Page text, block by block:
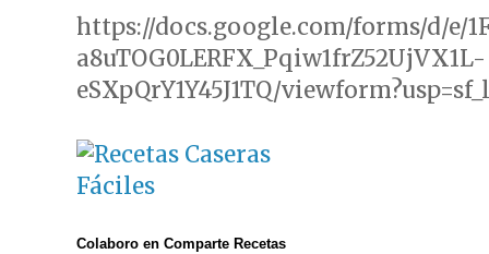
https://docs.google.com/forms/d/e/
a8uTOG0LERFX_Pqiw1frZ52UjVX1L-
eSXpQrY1Y45J1TQ/
Colaboro en Comparte Recetas